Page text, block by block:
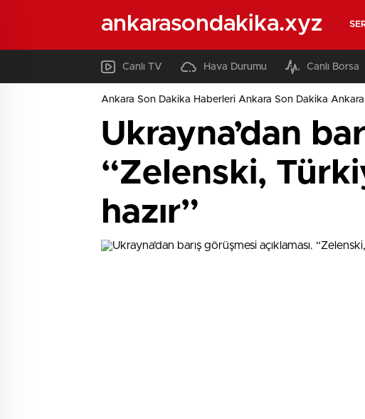
ankarasondakika.xyz
Canlı TV Hava Durumu Canlı Borsa
Ankara Son Dakika Haberleri Ankara Son Dakika
Ukrayna’dan
“Zelenski,
hazır”